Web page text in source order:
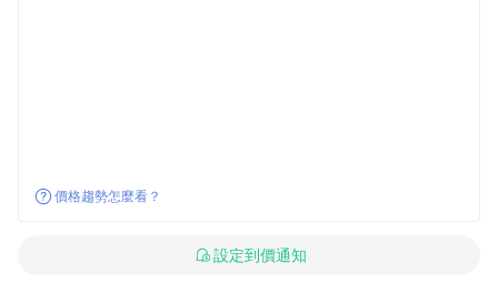
價格趨勢怎麼看？
設定到價通知